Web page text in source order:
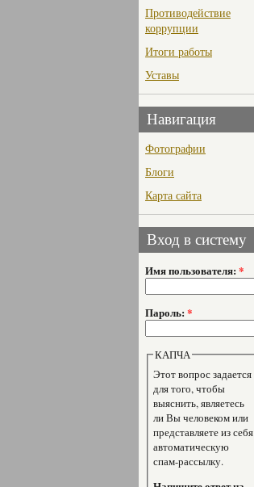
Противодействие
коррупции
Итоги работы
Уставы
Навигация
Фотографии
Блоги
Карта сайта
Вход в систему
Имя пользователя: *
Пароль: *
КАПЧА
Этот вопрос задается
для того, чтобы
выяснить, являетесь
ли Вы человеком или
представляете из себя
автоматическую
спам-рассылку.